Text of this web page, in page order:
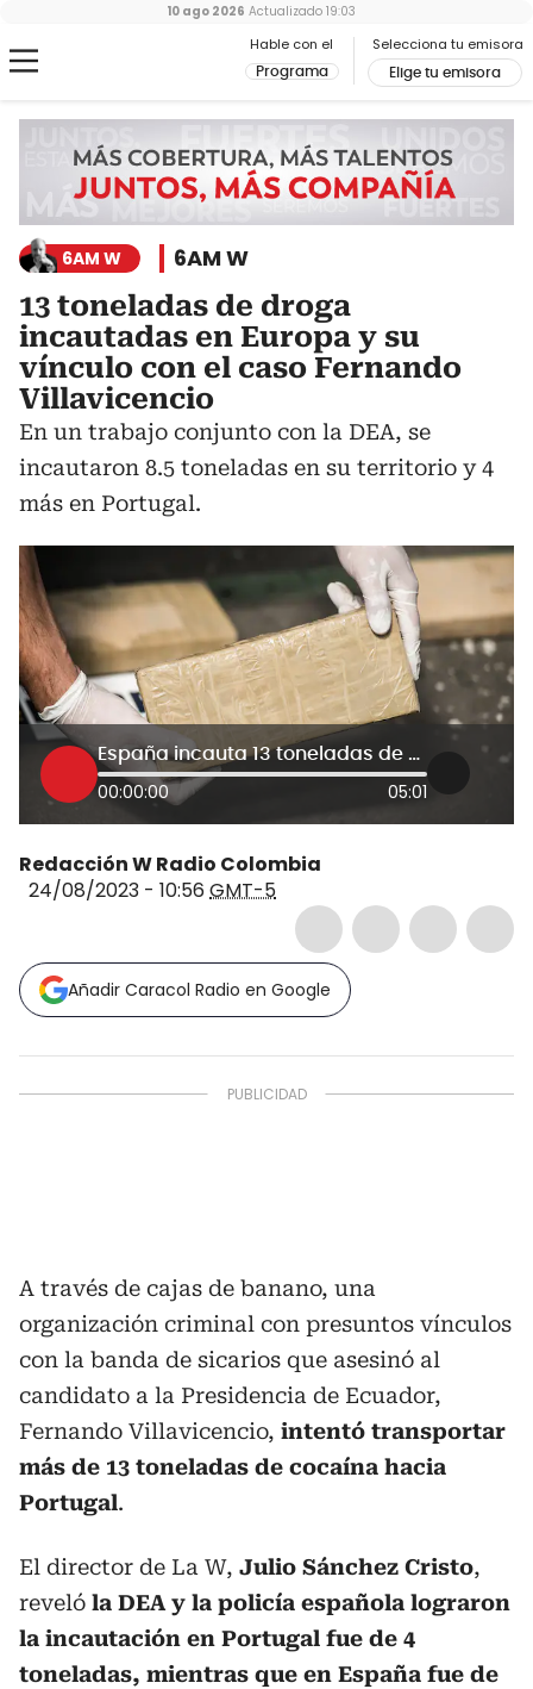
Hable con el
Programa
Selecciona tu emisora
Elige tu emisora
10 ago 2026 Actualizado 19:03
6AM W 6AM W
13 toneladas de droga
incautadas en Europa y su
vínculo con el caso Fernando
Villavicencio
En un trabajo conjunto con la DEA, se
incautaron 8.5 toneladas en su territorio y 4
más en Portugal.
España incauta 13 toneladas de droga de banda que habría asesinado a candidato en Ecuador
00:00:00 05:01
Redacción W Radio Colombia
24/08/2023 - 10:56 GMT-5
Añadir Caracol Radio en Google
A través de cajas de banano, una
organización criminal con presuntos vínculos
con la banda de sicarios que asesinó al
candidato a la Presidencia de Ecuador,
Fernando Villavicencio, intentó transportar
más de 13 toneladas de cocaína hacia
Portugal.
El director de La W, Julio Sánchez Cristo,
reveló la DEA y la policía española lograron
la incautación en Portugal fue de 4
toneladas, mientras que en España fue de